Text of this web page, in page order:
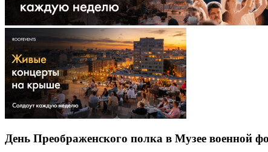
День Преображенского полка в Музее военной